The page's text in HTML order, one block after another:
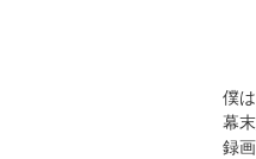
僕
幕
録